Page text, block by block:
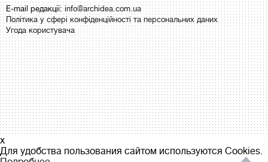
E-mail редакції:info@archidea.com.ua
Політика у сфері конфіденційності та персональних даних
Угода користувача
x
Для удобства пользования сайтом используются Cookies.